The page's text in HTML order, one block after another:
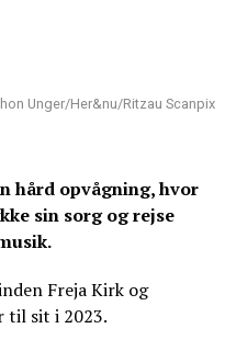
Unger/Her&nu/Ritzau Scanpix
hård opvågning, hvor
sin sorg og rejse
Freja Kirk og
til sit i 2023.